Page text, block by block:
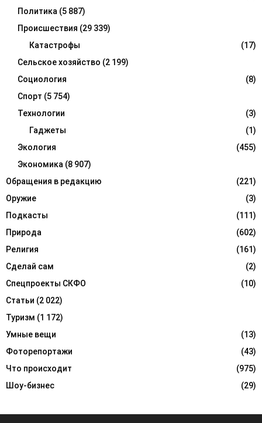
Политика (5 887)
Происшествия (29 339)
Катастрофы
(17)
Сельское хозяйство (2 199)
Социология
(8)
Спорт (5 754)
Технологии
(3)
Гаджеты
(1)
Экология
(455)
Экономика (8 907)
Обращения в редакцию
(221)
Оружие
(3)
Подкасты
(111)
Природа
(602)
Религия
(161)
Сделай сам
(2)
Спецпроекты СКФО
(10)
Статьи (2 022)
Туризм (1 172)
Умные вещи
(13)
Фоторепортажи
(43)
Что происходит
(975)
Шоу-бизнес
(29)